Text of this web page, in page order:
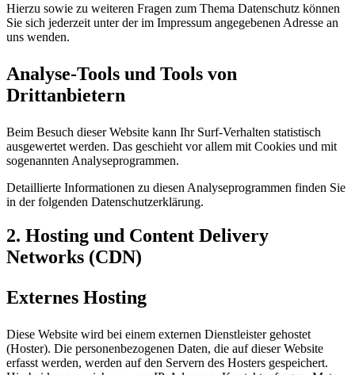
Hierzu sowie zu weiteren Fragen zum Thema Datenschutz können
Sie sich jederzeit unter der im Impressum angegebenen Adresse an
uns wenden.
Analyse-Tools und Tools von
Drittanbietern
Beim Besuch dieser Website kann Ihr Surf-Verhalten statistisch
ausgewertet werden. Das geschieht vor allem mit Cookies und mit
sogenannten Analyseprogrammen.
Detaillierte Informationen zu diesen Analyseprogrammen finden Sie
in der folgenden Datenschutzerklärung.
2. Hosting und Content Delivery
Networks (CDN)
Externes Hosting
Diese Website wird bei einem externen Dienstleister gehostet
(Hoster). Die personenbezogenen Daten, die auf dieser Website
erfasst werden, werden auf den Servern des Hosters gespeichert.